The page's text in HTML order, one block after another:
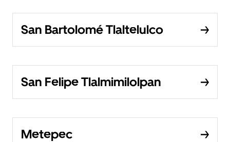
San Bartolomé Tlaltelulco
San Felipe Tlalmimilolpan
Metepec